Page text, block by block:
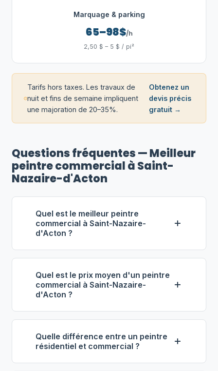
Marquage & parking
65–98$/h
2,50 $ – 5 $ / pi²
Tarifs hors taxes. Les travaux de
nuit et fins de semaine impliquent
une majoration de 20–35%.
Obtenez un
devis précis
gratuit →
Questions fréquentes — Meilleur
peintre commercial à Saint-
Nazaire-d'Acton
Quel est le meilleur peintre
commercial à Saint-Nazaire-
d'Acton ?
Selon notre classement,Nolin
Solutions Peinture
(propriétaire : Paul
Nolin) se distingue comme le meilleur
entrepreneur commercial à Saint-
Nazaire-d'Acton. Note : 4.6/5 (87 avis),
18 ans d'expérience, équipe de 6
employés.
Quel est le prix moyen d'un peintre
commercial à Saint-Nazaire-
d'Acton ?
À Saint-Nazaire-d'Acton, les
entrepreneurs en peinture
commerciale facturent entre
Quelle différence entre un peintre
résidentiel et commercial ?
La peinture commerciale implique des